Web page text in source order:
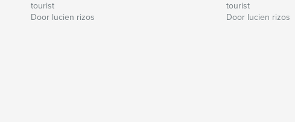
tourist
Door lucien rizos
tourist
Door lucien rizos